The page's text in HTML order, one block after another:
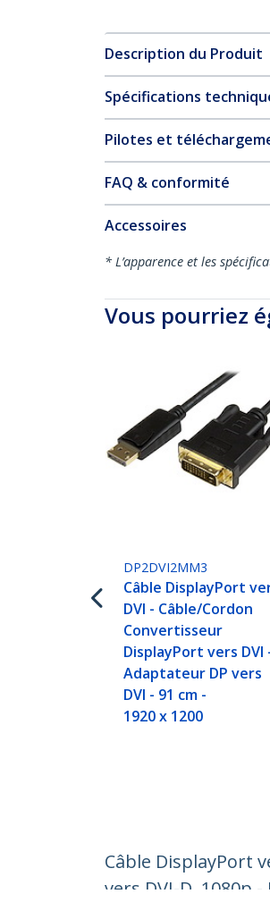
Description du Produit
Spécifications
Pilotes et
FAQ & conformité
Accessoires
* L’apparence et les
Vous pourriez
DP2DVI2MM3
Câble DisplayPort
DVI - Câble/Cordon
Convertisseur
DisplayPort vers DVI
Adaptateur DP vers
DVI - 91 cm -
1920 x 1200
Câble DisplayPort
vers DVI-D, 1080p